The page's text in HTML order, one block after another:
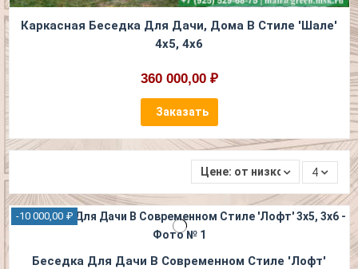
Каркасная Беседка Для Дачи, Дома В Стиле 'Шале'
4х5, 4х6
360 000,00 ₽
Заказать
Цене: от низкой к высокой
4
-10 000,00 ₽
Беседка Для Дачи В Современном Стиле 'Лофт'